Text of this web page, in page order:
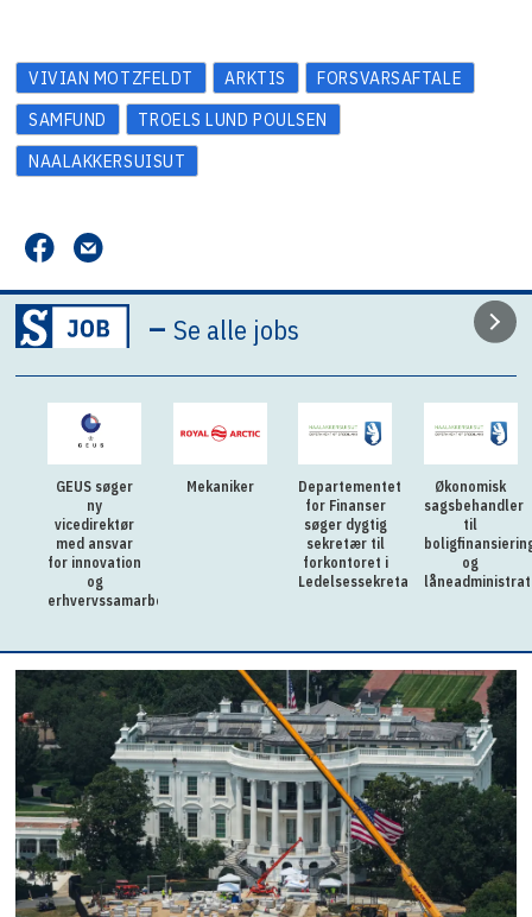
VIVIAN MOTZFELDT ARKTIS
FORSVARSAFTALE
SAMFUND
TROELS LUND POULSEN
NAALAKKERSUISUT
–Se alle jobs
GEUS søger
ny
vicedirektør
med ansvar
for innovation
og
erhvervssamarbejde
Mekaniker
Departementet
for Finanser
søger dygtig
sekretær til
forkontoret i
Ledelsessekretariatet
Økonomisk
sagsbehandler
til
og